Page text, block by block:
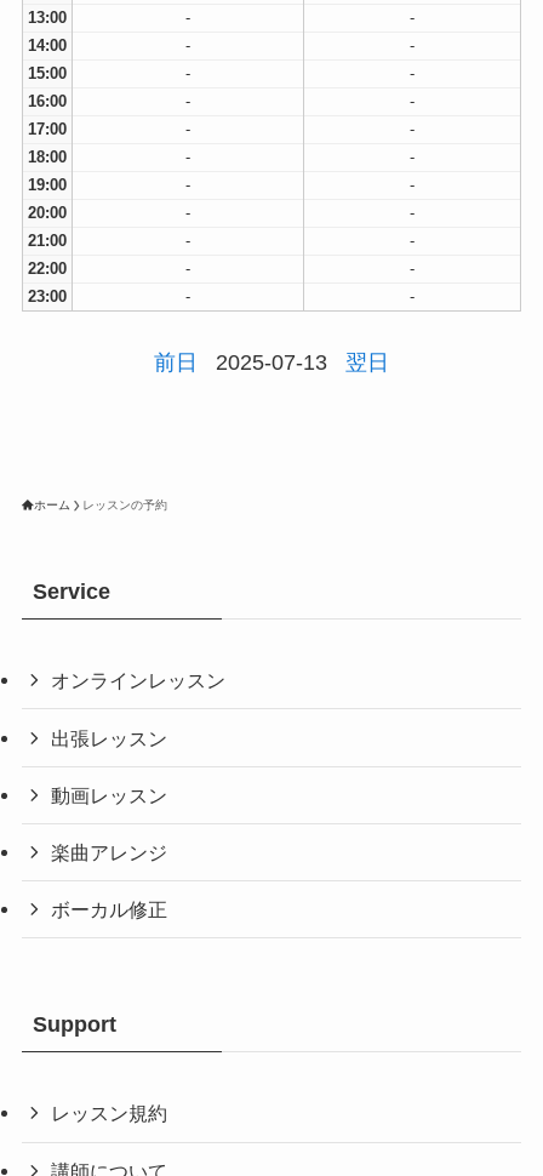
13:00
-
-
14:00
-
-
15:00
-
-
16:00
-
-
17:00
-
-
18:00
-
-
19:00
-
-
20:00
-
-
21:00
-
-
22:00
-
-
23:00
- -
前日 2025-07-13 翌日
ホーム レッスンの予約
Service
オンラインレッスン
出張レッスン
動画レッスン
楽曲アレンジ
ボーカル修正
Support
レッスン規約
講師について